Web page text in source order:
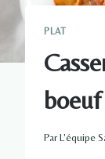
PLAT
ParL'équipe